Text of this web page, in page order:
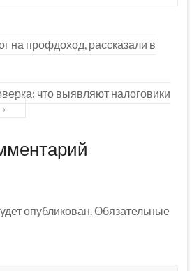
на профдоход, рассказали в
что выявляют налоговики
опубликован. Обязательные